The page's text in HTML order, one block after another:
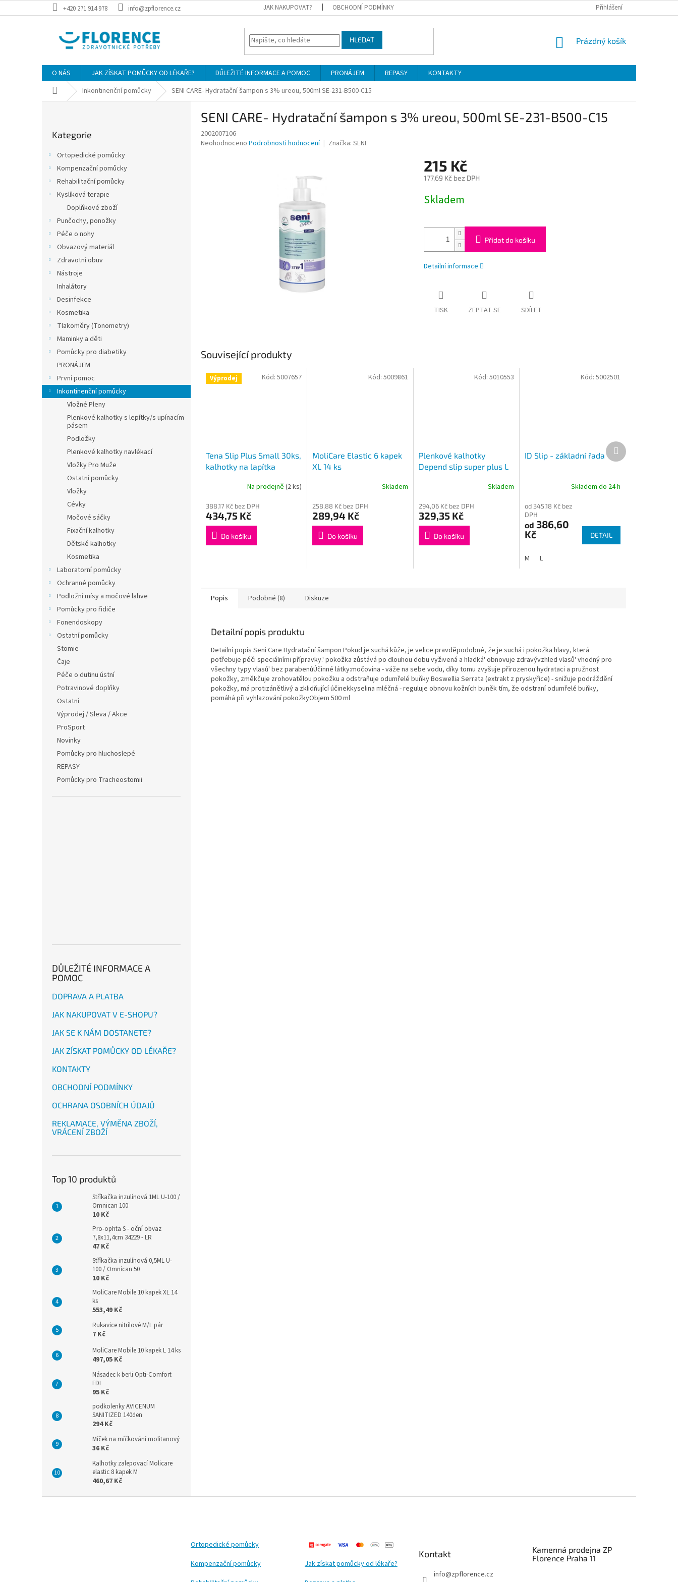
na
+420 271 914 978 info@zpflorence.cz JAK NAKUPOVAT? OBCHODNÍ PODMÍNKY Přihlášení
HLEDAT
NÁKUPNÍ
Prázdný košík
O NÁS JAK ZÍSKAT POMŮCKY OD LÉKAŘE? DŮLEŽITÉ INFORMACE A POMOC PRONÁJEM REPASY
KONTAKTY
Domů Inkontinenční pomůcky SENI CARE- Hydratační šampon s 3% ureou, 500ml SE-231-B500-C15
kategorie
Kategorie
Ortopedické pomůcky
Kompenzační pomůcky
Rehabilitační pomůcky
Kyslíková terapie
Doplňkové zboží
Punčochy, ponožky
Péče o nohy
Obvazový materiál
Zdravotní obuv
Nástroje
Inhalátory
Desinfekce
Kosmetika
Tlakoměry (Tonometry)
Maminky a děti
Pomůcky pro diabetiky
PRONÁJEM
První pomoc
Inkontinenční pomůcky
Vložné Pleny
Plenkové kalhotky s lepítky/s upínacím
pásem
Podložky
Plenkové kalhotky navlékací
Vložky Pro Muže
Ostatní pomůcky
Vložky
Cévky
Močové sáčky
Fixační kalhotky
Dětské kalhotky
Kosmetika
Laboratorní pomůcky
Ochranné pomůcky
Podložní mísy a močové lahve
Pomůcky pro řidiče
Fonendoskopy
Ostatní pomůcky
Stomie
Čaje
Péče o dutinu ústní
Potravinové doplňky
Ostatní
Výprodej / Sleva / Akce
ProSport
Novinky
Pomůcky pro hluchoslepé
REPASY
Pomůcky pro Tracheostomii
DŮLEŽITÉ INFORMACE A
POMOC
DOPRAVA A PLATBA
JAK NAKUPOVAT V E-SHOPU?
JAK SE K NÁM DOSTANETE?
JAK ZÍSKAT POMŮCKY OD LÉKAŘE?
KONTAKTY
OBCHODNÍ PODMÍNKY
OCHRANA OSOBNÍCH ÚDAJŮ
REKLAMACE, VÝMĚNA ZBOŽÍ,
VRÁCENÍ ZBOŽÍ
Top 10 produktů
Stříkačka inzulínová 1ML U-100 /
Omnican 100
10 Kč
Pro-ophta S - oční obvaz
7,8x11,4cm 34229 - LR
47 Kč
Stříkačka inzulínová 0,5ML U-
100 / Omnican 50
10 Kč
MoliCare Mobile 10 kapek XL 14
ks
553,49 Kč
Rukavice nitrilové M/L pár
7 Kč
MoliCare Mobile 10 kapek L 14 ks
497,05 Kč
Násadec k berli Opti-Comfort
FDI
95 Kč
podkolenky AVICENUM
SANITIZED 140den
294 Kč
Míček na míčkování molitanový
36 Kč
Kalhotky zalepovací Molicare
elastic 8 kapek M
460,67 Kč
SENI CARE- Hydratační šampon s 3% ureou, 500ml SE-231-B500-C15
2002007106
Průměrné
Neohodnoceno Podrobnosti hodnocení Značka: SENI
215 Kč
177,69 Kč bez DPH
cena:
Skladem
Přidat do košíku
Detailní informace
TISK ZEPTAT SE SDÍLET
Související produkty
Výprodej
Tena Slip Plus Small 30ks,
kalhotky na lapítka
Na prodejně (2 ks)
388,17 Kč bez DPH
434,75 Kč
Do košíku
Kód: 5007657
MoliCare Elastic 6 kapek
XL 14 ks
Skladem
258,88 Kč bez DPH
289,94 Kč
Do košíku
Kód: 5009861
Plenkové kalhotky
Depend slip super plus L
Skladem
294,06 Kč bez DPH
329,35 Kč
Do košíku
Kód:5010553
ID Slip - základní řada
Skladem do 24 h
od 345,18 Kč bez
DPH
od 386,60
Kč
DETAIL
M L
Kód: 5002501
Další
produkt
Popis Podobné (8) Diskuze
Detailní popis produktu
Detailní popis Seni Care Hydratační šampon Pokud je suchá kůže, je velice pravděpodobné, že je suchá i pokožka hlavy, která
potřebuje péči speciálními přípravky.' pokožka zůstává po dlouhou dobu vyživená a hladká' obnovuje zdravývzhled vlasů' vhodný pro
všechny typy vlasů' bez parabenůÚčinné látky:močovina - váže na sebe vodu, díky tomu zvyšuje přirozenou hydrataci a pružnost
pokožky, změkčuje zrohovatělou pokožku a odstraňuje odumřelé buňky Boswellia Serrata (extrakt z pryskyřice) - snižuje podráždění
pokožky, má protizánětlivý a zklidňující účinekkyselina mléčná - reguluje obnovu kožních buněk tím, že odstraní odumřelé buňky,
pomáhá při vyhlazování pokožkyObjem 500 ml
Ortopedické pomůcky
Kompenzační pomůcky
Jak získat pomůcky od lékaře?
Kontakt
info@zpflorence.cz
Kamenná prodejna ZP
Florence Praha 11